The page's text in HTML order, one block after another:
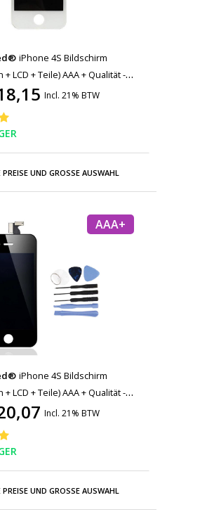
iPhone 4S Bildschirm
LCD + Teile) AAA + Qualität -
Incl. 21% BTW
PREISE UND GROSSE AUSWAHL
AAA+
iPhone 4S Bildschirm
LCD + Teile) AAA + Qualität -
Incl. 21% BTW
PREISE UND GROSSE AUSWAHL